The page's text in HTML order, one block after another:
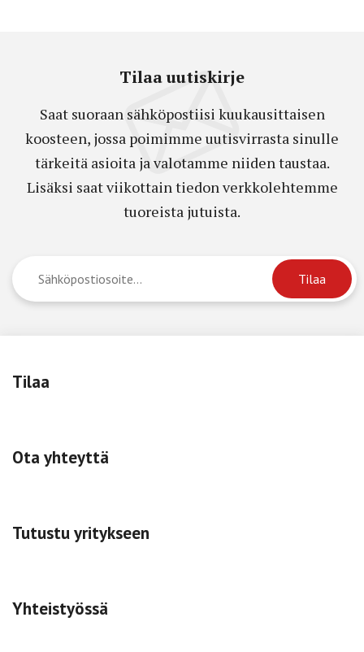
Tilaa uutiskirje
Saat suoraan sähköpostiisi kuukausittaisen
koosteen, jossa poimimme uutisvirrasta sinulle
tärkeitä asioita ja valotamme niiden taustaa.
Lisäksi saat viikottain tiedon verkkolehtemme
tuoreista jutuista.
Tilaa
Ota yhteyttä
Tutustu yritykseen
Yhteistyössä